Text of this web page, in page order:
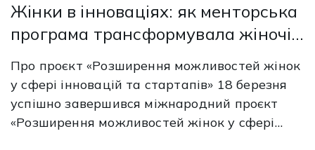
Жінки в інноваціях: як менторська
програма трансформувала жіночі
стартапи
Про проєкт «Розширення можливостей жінок
у сфері інновацій та стартапів» 18 березня
успішно завершився міжнародний проєкт
«Розширення можливостей жінок у сфері